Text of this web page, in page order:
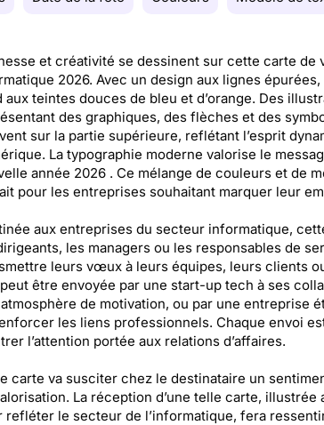
et créativité se dessinent sur cette carte
2026. Avec un design aux lignes
aux teintes douces de bleu et d’orange. Des
des graphiques, des flèches et des
sur la partie supérieure, reflétant l’esprit
La typographie moderne valorise le
année 2026 . Ce mélange de couleurs et de
pour les entreprises souhaitant marquer leur
aux entreprises du secteur informatique,
les managers ou les responsables de
leurs vœux à leurs équipes, leurs clients
être envoyée par une start-up tech à ses
de motivation, ou par une entreprise
les liens professionnels. Chaque envoi
l’attention portée aux relations d’affaires.
carte va susciter chez le destinataire un
La réception d’une telle carte, illustrée
refléter le secteur de l’informatique, fera